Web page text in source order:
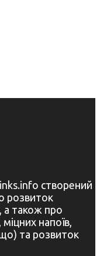
створений
розвиток
а також про
напоїв,
та розвиток